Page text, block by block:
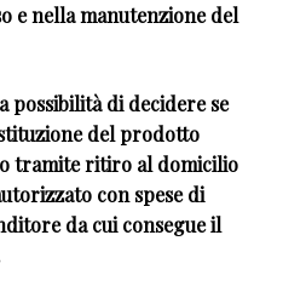
e nella manutenzione del
possibilità di decidere se
del prodotto
tramite ritiro al domicilio
con spese di
da cui consegue il